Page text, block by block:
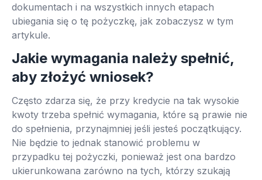
dokumentach i na wszystkich innych etapach
ubiegania się o tę pożyczkę, jak zobaczysz w tym
artykule.
Jakie wymagania należy spełnić,
aby złożyć wniosek?
Często zdarza się, że przy kredycie na tak wysokie
kwoty trzeba spełnić wymagania, które są prawie nie
do spełnienia, przynajmniej jeśli jesteś początkujący.
Nie będzie to jednak stanowić problemu w
przypadku tej pożyczki, ponieważ jest ona bardzo
ukierunkowana zarówno na tych, którzy szukają